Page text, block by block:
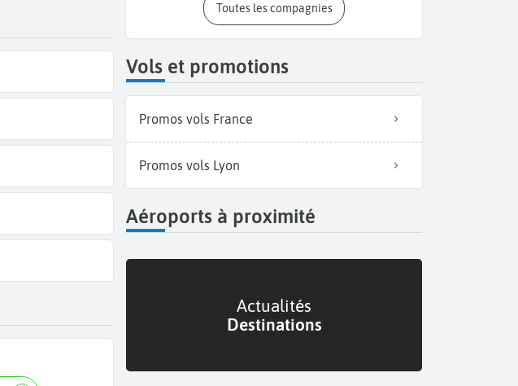
Toutes les compagnies
Vols et promotions
Promos vols France
Promos vols Lyon
Aéroports à proximité
Actualités
Destinations